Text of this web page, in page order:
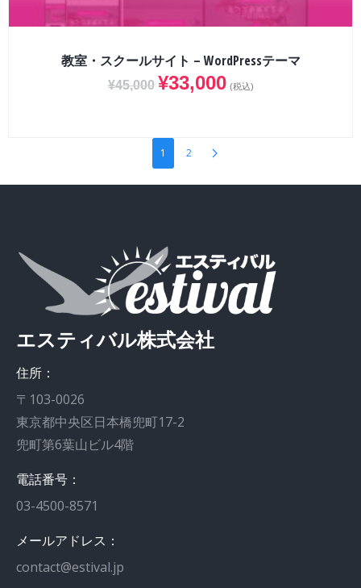
教室・スクールサイト – WordPressテーマ
¥45,000 ¥33,000 (税込)
1 2
エスティバル株式会社
住所：
〒103-0026
東京都中央区日本橋兜町17-2
兜町第6葉山ビル4階
電話番号：
03-4500-8571
メールアドレス：
contact@estival.jp